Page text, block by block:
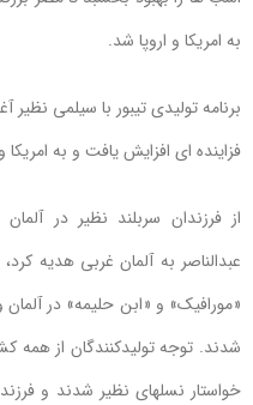
به امریکا و اروپا شد.
برنامه تولیدی تیبور با سیلمی
فزاینده ای افزایش یافت و به
از فرزندان سربلند نظیر در
عبدالناصر به آلمان غربی هدیه
«مورافیک» و «ابن حلیمه» در
شدند. توجه تولیدکنندگان از
خواستار نسلهای نظیر شدند و